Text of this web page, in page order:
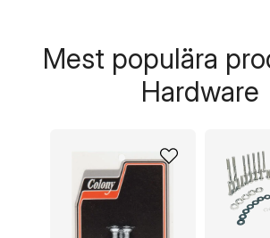
Mest populära
Hardware